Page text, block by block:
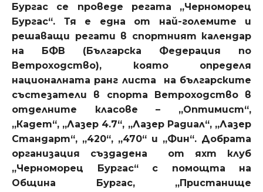
Бургас се проведе регата „Черноморец
Бургас“. Тя е една от най-големите и
решаващи регати в спортният календар
на БФВ (Българска Федерация по
Ветроходство), която определя
националната ранг листа на българските
състезатели в спорта Ветроходство в
отделните класове – „Оптимист“,
„Кадет“, „Лазер 4.7“, „Лазер Радиал“, „Лазер
Стандарт“, „420“, „470“ и „Фин“. Добрата
организация създадена от яхт клуб
„Черноморец Бургас“ с помощта на
Община Бургас, „Пристанище